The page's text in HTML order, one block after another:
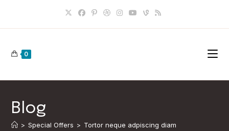
content
0
Blog
> Special Offers > Tortor neque adpiscing diam